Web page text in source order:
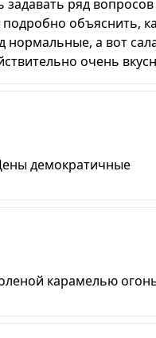
ряд
подробно объяснить,
а вот
очень
демократичные
карамелью